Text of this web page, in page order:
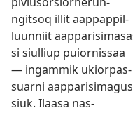
ngitsoq il­lit aap­pap­pil­
luun­niit
si siul­liup puior­nis­saa
— ingam­mik ukior­pas­
suar­ni
siuk. Ilaasa nas­